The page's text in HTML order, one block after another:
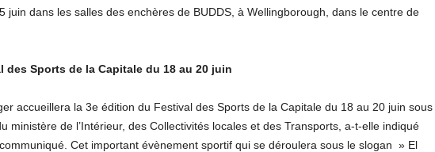
juin dans les salles des enchères de BUDDS, à Wellingborough, dans le centre de
des Sports de la Capitale du 18 au 20 juin
accueillera la 3e édition du Festival des Sports de la Capitale du 18 au 20 juin sous
ministère de l’Intérieur, des Collectivités locales et des Transports, a-t-elle indiqué
Cet important évènement sportif qui se déroulera sous le slogan » El